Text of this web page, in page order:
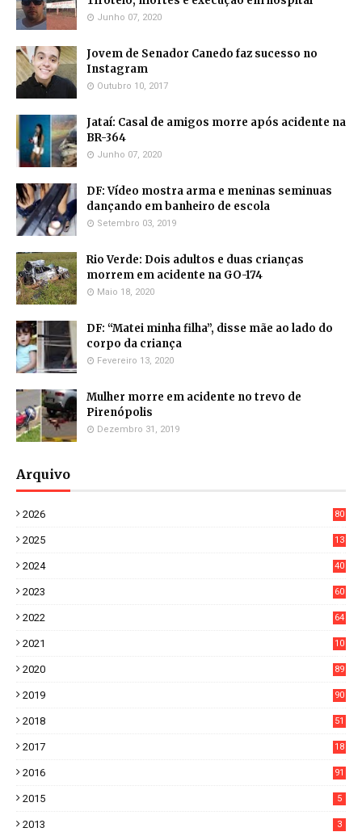
Junho 07, 2020
Jovem de Senador Canedo faz sucesso no
Instagram
Outubro 10, 2017
Jataí: Casal de amigos morre após acidente na
BR-364
Junho 07, 2020
DF: Vídeo mostra arma e meninas seminuas
dançando em banheiro de escola
Setembro 03, 2019
Rio Verde: Dois adultos e duas crianças
morrem em acidente na GO-174
Maio 18, 2020
DF: “Matei minha filha”, disse mãe ao lado do
corpo da criança
Fevereiro 13, 2020
Mulher morre em acidente no trevo de
Pirenópolis
Dezembro 31, 2019
Arquivo
2026
80
2025
13
2024
40
2023
60
2022
64
2021
10
2020
89
2019
90
2018
51
2017
18
2016 91
2015 5
2013 3